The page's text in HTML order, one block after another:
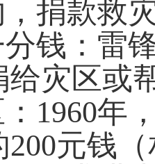
捐款救
钱：雷
给灾区或
1960年
200元钱